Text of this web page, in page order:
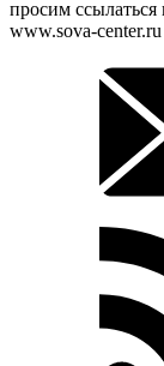
просим
www.sova-center.ru